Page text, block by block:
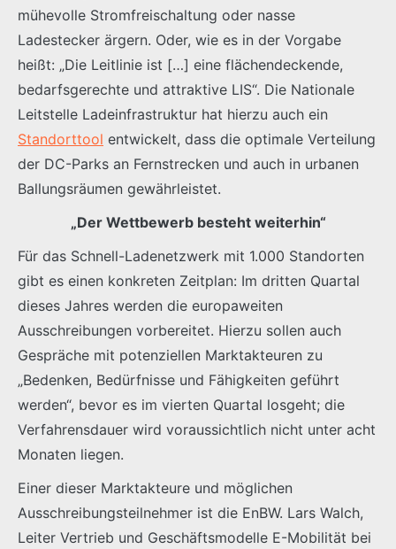
mühevolle Stromfreischaltung oder nasse
Ladestecker ärgern. Oder, wie es in der Vorgabe
heißt: „Die Leitlinie ist […] eine flächendeckende,
bedarfsgerechte und attraktive LIS“. Die Nationale
Leitstelle Ladeinfrastruktur hat hierzu auch ein
Standorttool entwickelt, dass die optimale Verteilung
der DC-Parks an Fernstrecken und auch in urbanen
Ballungsräumen gewährleistet.
„Der Wettbewerb besteht weiterhin“
Für das Schnell-Ladenetzwerk mit 1.000 Standorten
gibt es einen konkreten Zeitplan: Im dritten Quartal
dieses Jahres werden die europaweiten
Ausschreibungen vorbereitet. Hierzu sollen auch
Gespräche mit potenziellen Marktakteuren zu
„Bedenken, Bedürfnisse und Fähigkeiten geführt
werden“, bevor es im vierten Quartal losgeht; die
Verfahrensdauer wird voraussichtlich nicht unter acht
Monaten liegen.
Einer dieser Marktakteure und möglichen
Ausschreibungsteilnehmer ist die EnBW. Lars Walch,
Leiter Vertrieb und Geschäftsmodelle E-Mobilität bei